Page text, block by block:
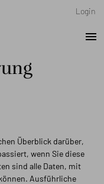
Login
menu
Überblick darüber,
wenn Sie diese
sind alle Daten, mit
Ausführliche